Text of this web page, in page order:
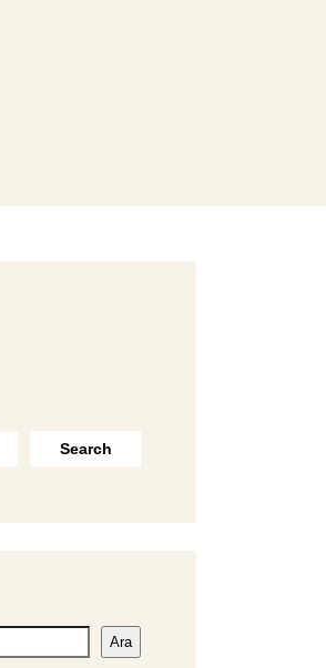
Ara